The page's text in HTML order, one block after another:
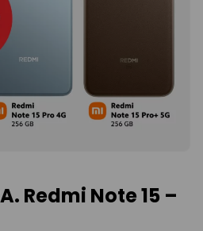
Redmi Note 15 –